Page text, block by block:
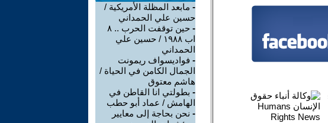
- مابعد المظلة الأمريكية /
حسين علي الحمداني
-
حين توقفت الحرب .. ٨
اب ١٩٨٨ / حسين علي
الحمداني
- فواديسواف ريمونت
الجمال الكامن في الحياة /
هاشم معتوق
- بطولتي انا القاطن في
الهامش / عماد أبو حطب
- نحن بحاجة إلى معايير